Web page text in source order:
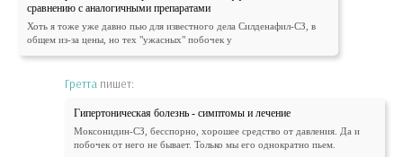
сравнению с аналогичными препаратами
Хоть я тоже уже давно пью для известного дела Силденафил-СЗ, в
общем из-за цены, но тех "ужасных" побочек у
Гретта пишет:
Гипертоническая болезнь - симптомы и лечение
Моксонидин-СЗ, бесспорно, хорошее средство от давления. Да и
побочек от него не бывает. Только мы его однократно пьем.